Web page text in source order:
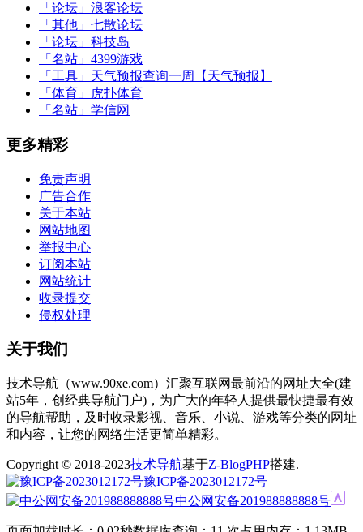
「论坛」 浪客论坛
「其他」 七散论坛
「论坛」 科技岛
「名站」 4399游戏
「工具」 天气预报查询一周【天气预报】
「体育」
虎扑体育
「名站」 学信网
更多精彩
免责声明
广告合作
关于本站
网站地图
举报中心
订阅本站
网站统计
收录提交
侵权处理
关于我们
技术导航（www.90xe.com）汇聚互联网最前沿的网址大全(建
站5年，创经典导航门户)，为广大的年轻人提供最快捷最有效
的导航帮助，及时收录影视、音乐、小说、游戏等分类的网址
和内容，让您的网络生活更简单精彩。
Copyright © 2018-2023技术导航基于Z-BlogPHP搭建.
豫ICP备2023012172号
中公网安备201988888888号